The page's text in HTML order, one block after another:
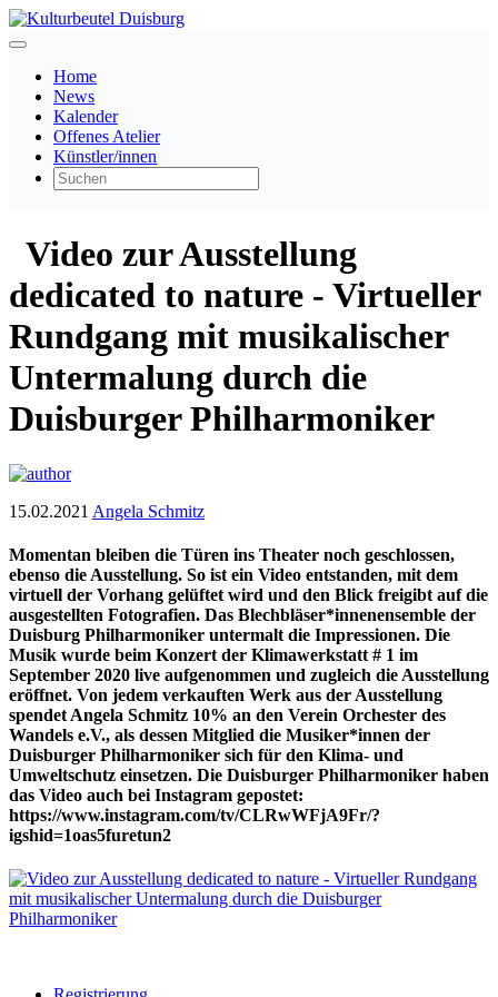
Home
News
Kalender
Offenes Atelier
Künstler/innen
Video zur Ausstellung
dedicated to nature - Virtueller
Rundgang mit musikalischer
Untermalung durch die
Duisburger Philharmoniker
15.02.2021 Angela Schmitz
Momentan bleiben die Türen ins Theater noch geschlossen,
ebenso die Ausstellung. So ist ein Video entstanden, mit dem
virtuell der Vorhang gelüftet wird und den Blick freigibt auf die
ausgestellten Fotografien. Das Blechbläser*innenensemble der
Duisburg Philharmoniker untermalt die Impressionen. Die
Musik wurde beim Konzert der Klimawerkstatt # 1 im
September 2020 live aufgenommen und zugleich die Ausstellung
eröffnet. Von jedem verkauften Werk aus der Ausstellung
spendet Angela Schmitz 10% an den Verein Orchester des
Wandels e.V., als dessen Mitglied die Musiker*innen der
Duisburger Philharmoniker sich für den Klima- und
Umweltschutz einsetzen. Die Duisburger Philharmoniker haben
das Video auch bei Instagram gepostet:
https://www.instagram.com/tv/CLRwWFjA9Fr/?
igshid=1oas5furetun2